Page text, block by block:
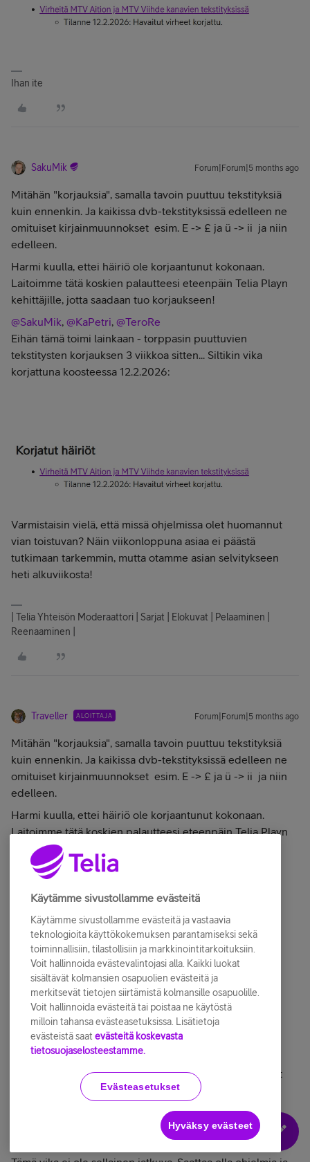
Ihan ite
SakuMik Forum|Forum|5 months ago
Mitähän "korjauksia", samalla tavoin puuttuu tekstityksiä
kuin ennenkin. Ja kaikissa dvb-tekstityksissä edelleen ne
omituiset kirjainmuunnokset esim. E -> £ ja ü -> ii ja niin
edelleen.
Harmi kuulla, ettei häiriö ole korjaantunut kokonaan.
Laitoimme tätä koskien palautteesi eteenpäin Telia Playn
kehittäjille, jotta saadaan tuo korjaukseen!
@SakuMik @KaPetri @TeroRe
Eihän tämä toimi lainkaan - torppasin puuttuvien
tekstitysten korjauksen 3 viikkoa sitten... Siltikin vika
korjattuna koosteessa 12.2.2026:
Varmistaisin vielä, että missä ohjelmissa olet huomannut
vian toistuvan? Näin viikonloppuna asiaa ei päästä
tutkimaan tarkemmin, mutta otamme asian selvitykseen
heti alkuviikosta!
| Telia Yhteisön Moderaattori | Sarjat | Elokuvat | Pelaaminen |
Reenaaminen |
Traveller ALOITTAJA Forum|Forum|5 months ago
Mitähän "korjauksia", samalla tavoin puuttuu tekstityksiä
kuin ennenkin. Ja kaikissa dvb-tekstityksissä edelleen ne
omituiset kirjainmuunnokset esim. E -> £ ja ü -> ii ja niin
edelleen.
Harmi kuulla, ettei häiriö ole korjaantunut kokonaan.
Laitoimme tätä koskien palautteesi eteenpäin Telia Playn
kehittäjille, jotta saadaan tuo korjaukseen!
@SakuMik
@KaPetri, ​@TeroRe
tekstitysten korjauksen 3 viikkoa sitten... Siltikin vika
korjattuna koosteessa 12.2.2026:
Varmistaisin vielä, että missä ohjelmissa olet huomannut
vian toistuvan? Näin viikonloppuna asiaa ei päästä
Käytämme sivustollamme evästeitä
Käytämme sivustollamme evästeitä ja vastaavia
teknologioita käyttökokemuksen parantamiseksi sekä
toiminnallisiin, tilastollisiin ja markkinointitarkoituksiin.
Voit hallinnoida evästevalintojasi alla. Kaikki luokat
sisältävät kolmansien osapuolien evästeitä ja
merkitsevät tietojen siirtämistä kolmansille osapuolille.
Voit hallinnoida evästeitä tai poistaa ne käytöstä
milloin tahansa evästeasetuksissa. Lisätietoja
evästeistä saat evästeitä koskevasta
tietosuojaselosteestamme.
Evästeasetukset
Hyväksy evästeet